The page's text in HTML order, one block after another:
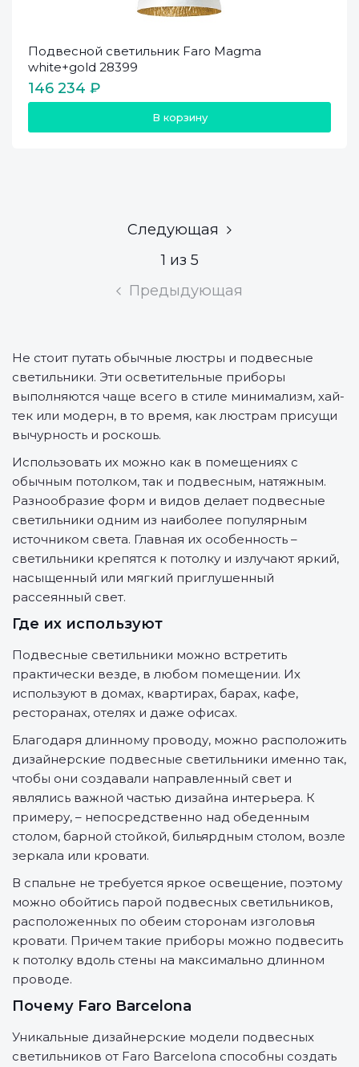
Подвесной светильник Faro Magma
white+gold 28399
146 234 ₽
В корзину
Предыдующая
1 из 5
Следующая
Не стоит путать обычные люстры и подвесные
светильники. Эти осветительные приборы
выполняются чаще всего в стиле минимализм, хай-
тек или модерн, в то время, как люстрам присущи
вычурность и роскошь.
Использовать их можно как в помещениях с
обычным потолком, так и подвесным, натяжным.
Разнообразие форм и видов делает подвесные
светильники одним из наиболее популярным
источником света. Главная их особенность –
светильники крепятся к потолку и излучают яркий,
насыщенный или мягкий приглушенный
рассеянный свет.
Где их используют
Подвесные светильники можно встретить
практически везде, в любом помещении. Их
используют в домах, квартирах, барах, кафе,
ресторанах, отелях и даже офисах.
Благодаря длинному проводу, можно расположить
дизайнерские подвесные светильники именно так,
чтобы они создавали направленный свет и
являлись важной частью дизайна интерьера. К
примеру, – непосредственно над обеденным
столом, барной стойкой, бильярдным столом, возле
зеркала или кровати.
В спальне не требуется яркое освещение, поэтому
можно обойтись парой подвесных светильников,
расположенных по обеим сторонам изголовья
кровати. Причем такие приборы можно подвесить
к потолку вдоль стены на максимально длинном
проводе.
Почему Faro Barcelona
Уникальные дизайнерские модели подвесных
светильников от Faro Barcelona способны создать